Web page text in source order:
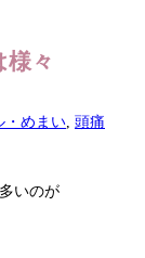
様々
・めまい, 頭痛
いのが